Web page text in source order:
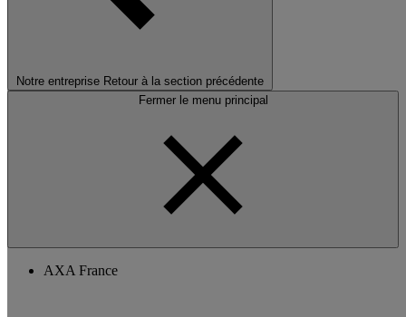
Notre entreprise Retour à la section précédente
Fermer le menu principal
AXA France